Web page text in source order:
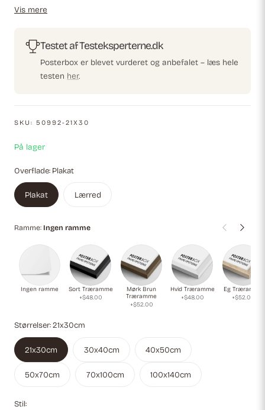
der skaber en følelse af ro. Perfekt til dem, der sætter pris på
landlig charme ind i deres hjem.
Vis mere
Testet af Testeksperterne.dk
Posterbox er blevet vurderet og anbefalet – læs hele
testen her.
SKU: 50992-21X30
På lager
Overflade: Plakat
Plakat Lærred
Ramme: Ingen ramme
Ingen ramme
Sort Træramme
+$48.00
Mørk Brun
Træramme
+$52.00
Hvid Træramme
+$48.00
Eg Træramme
+$52.00
Størrelser:21x30cm
21x30cm 30x40cm 40x50cm
50x70cm 70x100cm 100x140cm
Stil: